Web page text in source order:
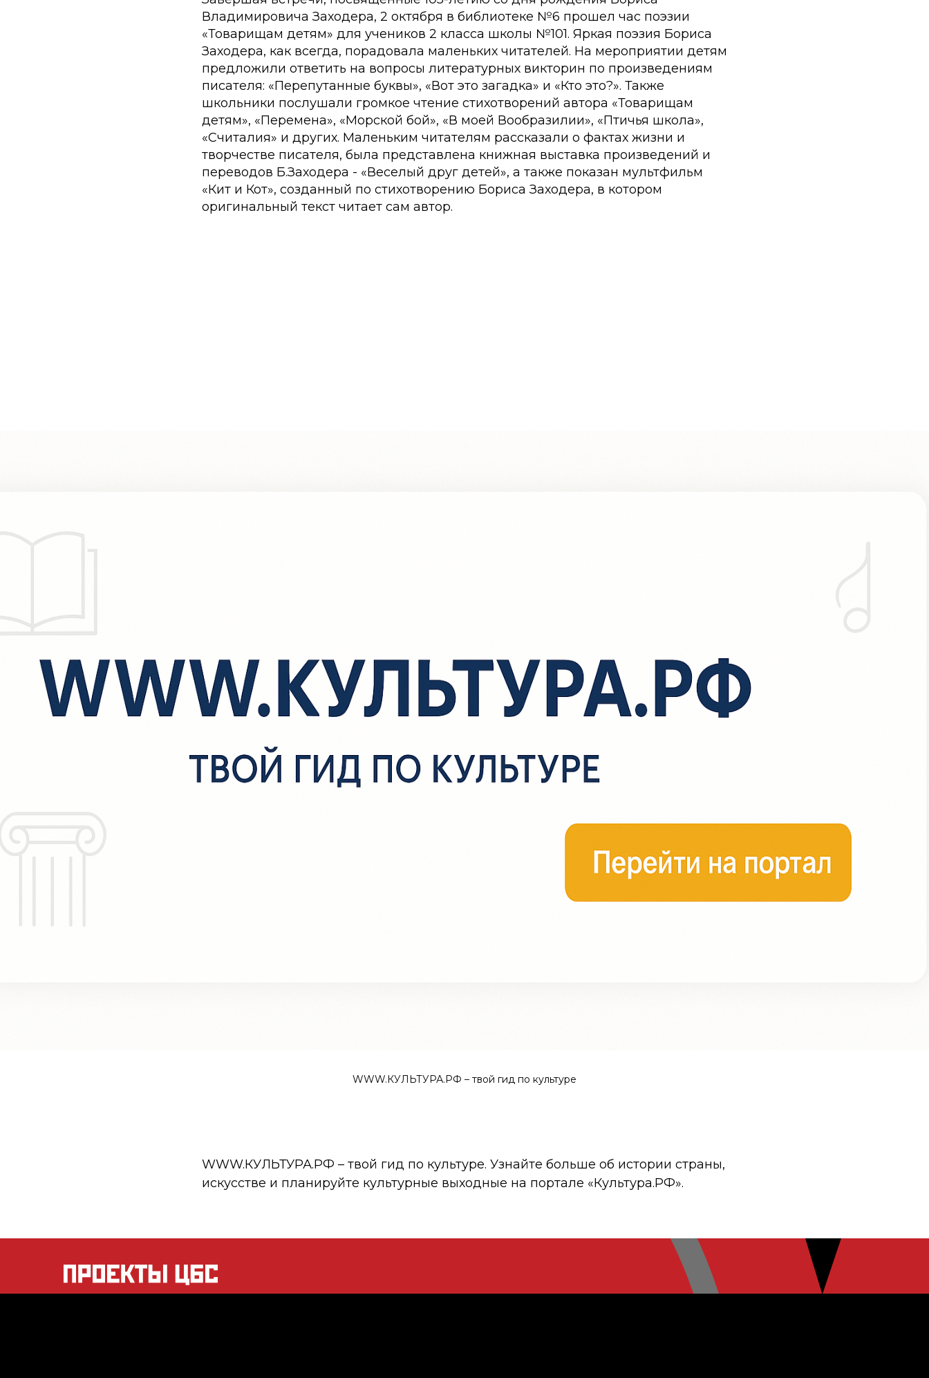
Владимировича Заходера, 2 октября в библиотеке №6 прошел час поэзии
«Товарищам детям» для учеников 2 класса школы №101. Яркая поэзия Бориса
Заходера, как всегда, порадовала маленьких читателей. На мероприятии детям
предложили ответить на вопросы литературных викторин по произведениям
писателя: «Перепутанные буквы», «Вот это загадка» и «Кто это?». Также
школьники послушали громкое чтение стихотворений автора «Товарищам
детям», «Перемена», «Морской бой», «В моей Вообразилии», «Птичья школа»,
«Считалия» и других. Маленьким читателям рассказали о фактах жизни и
творчестве писателя, была представлена книжная выставка произведений и
переводов Б.Заходера - «Веселый друг детей», а также показан мультфильм
«Кит и Кот», созданный по стихотворению Бориса Заходера, в котором
оригинальный текст читает сам автор.
WWW.КУЛЬТУРА.РФ – твой гид по культуре
WWW.КУЛЬТУРА.РФ – твой гид по культуре. Узнайте больше об истории страны,
искусстве и планируйте культурные выходные на портале «Культура.РФ».